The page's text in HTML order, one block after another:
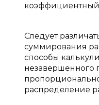
Следует
суммирования
способы
незавершенного
распределение